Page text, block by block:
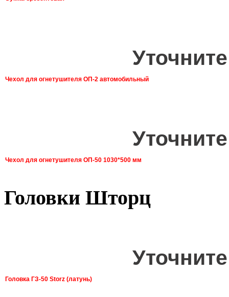
Чехол для огнетушителя ОП-2 автомобильный
Чехол для огнетушителя ОП-50 1030*500 мм
Головки Шторц
Головка ГЗ-50 Storz (латунь)